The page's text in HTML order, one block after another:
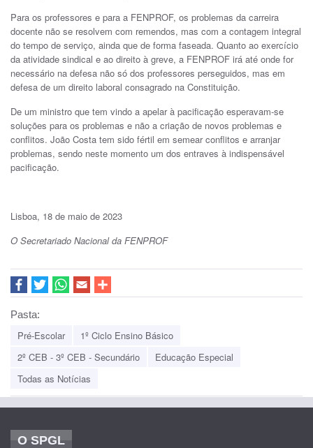
Para os professores e para a FENPROF, os problemas da carreira
docente não se resolvem com remendos, mas com a contagem integral
do tempo de serviço, ainda que de forma faseada. Quanto ao exercício
da atividade sindical e ao direito à greve, a FENPROF irá até onde for
necessário na defesa não só dos professores perseguidos, mas em
defesa de um direito laboral consagrado na Constituição.
De um ministro que tem vindo a apelar à pacificação esperavam-se
soluções para os problemas e não a criação de novos problemas e
conflitos. João Costa tem sido fértil em semear conflitos e arranjar
problemas, sendo neste momento um dos entraves à indispensável
pacificação.
Lisboa, 18 de maio de 2023
O Secretariado Nacional da FENPROF
Pasta:
Pré-Escolar
1º Ciclo Ensino Básico
2º CEB - 3º CEB - Secundário
Educação Especial
Todas as Notícias
O SPGL